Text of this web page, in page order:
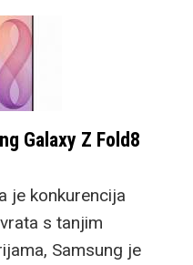
Galaxy Z Fold8
je konkurencija
s tanjim
Samsung je